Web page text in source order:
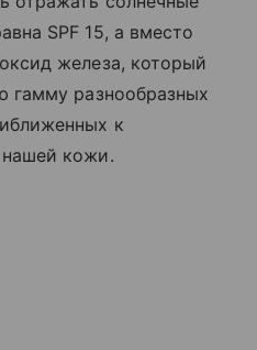
SPF 15, а вместо
железа, который
гамму разнообразных
к
нашей кожи.